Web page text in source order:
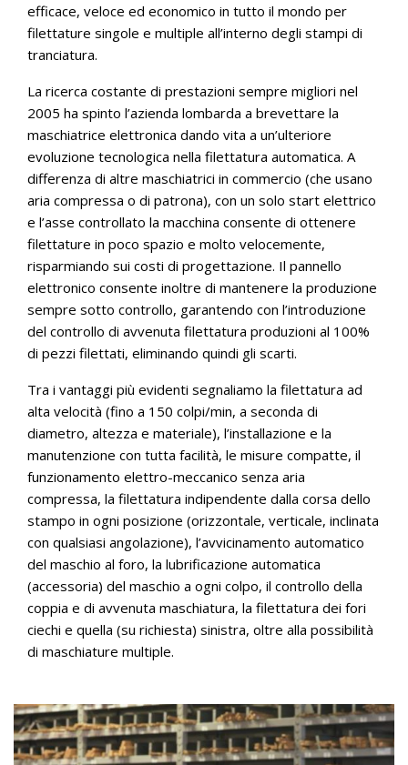
efficace, veloce ed economico in tutto il mondo per
filettature singole e multiple all’interno degli stampi di
tranciatura.
La ricerca costante di prestazioni sempre migliori nel
2005 ha spinto l’azienda lombarda a brevettare la
maschiatrice elettronica dando vita a un’ulteriore
evoluzione tecnologica nella filettatura automatica. A
differenza di altre maschiatrici in commercio (che usano
aria compressa o di patrona), con un solo start elettrico
e l’asse controllato la macchina consente di ottenere
filettature in poco spazio e molto velocemente,
risparmiando sui costi di progettazione. Il pannello
elettronico consente inoltre di mantenere la produzione
sempre sotto controllo, garantendo con l’introduzione
del controllo di avvenuta filettatura produzioni al 100%
di pezzi filettati, eliminando quindi gli scarti.
Tra i vantaggi più evidenti segnaliamo la filettatura ad
alta velocità (fino a 150 colpi/min, a seconda di
diametro, altezza e materiale), l’installazione e la
manutenzione con tutta facilità, le misure compatte, il
funzionamento elettro-meccanico senza aria
compressa, la filettatura indipendente dalla corsa dello
stampo in ogni posizione (orizzontale, verticale, inclinata
con qualsiasi angolazione), l’avvicinamento automatico
del maschio al foro, la lubrificazione automatica
(accessoria) del maschio a ogni colpo, il controllo della
coppia e di avvenuta maschiatura, la filettatura dei fori
ciechi e quella (su richiesta) sinistra, oltre alla possibilità
di maschiature multiple.